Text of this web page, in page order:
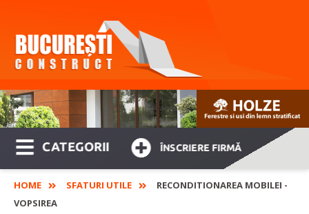
CATEGORII ÎNSCRIERE FIRMĂ
HOME SFATURI UTILE
RECONDITIONAREA MOBILEI -
VOPSIREA